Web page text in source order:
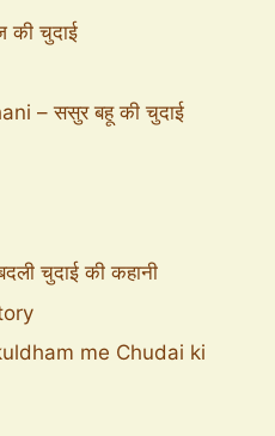
चुदाई
– ससुर बहू की चुदाई
चुदाई की कहानी
me Chudai ki